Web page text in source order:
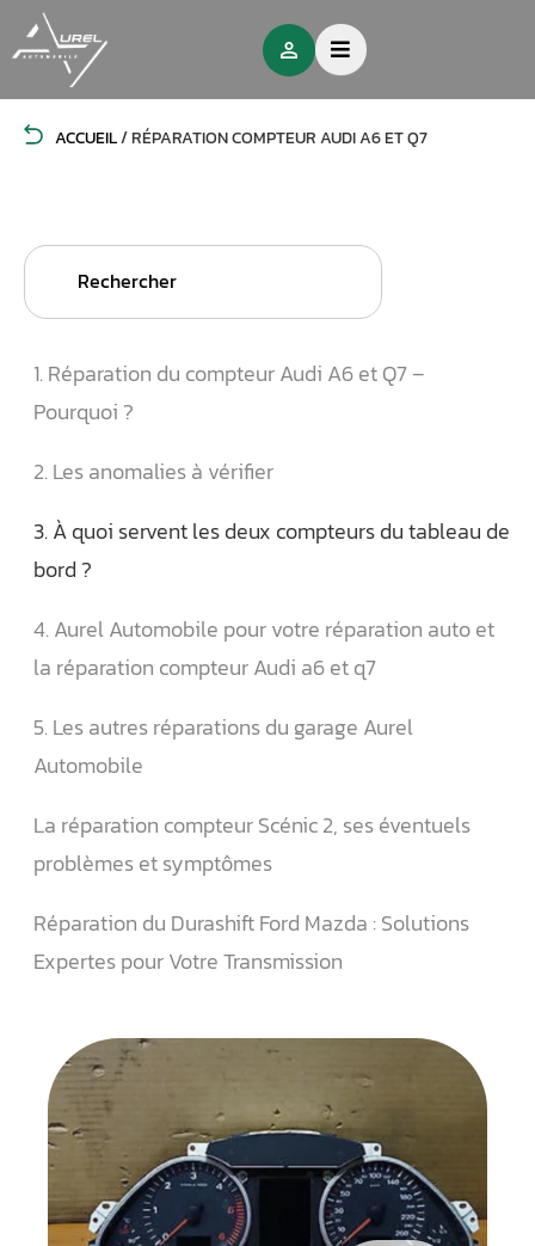
ACCUEIL/RÉPARATION COMPTEUR AUDI A6 ET Q7
Search
1. Réparation du compteur Audi A6 et Q7 –
Pourquoi ?
2. Les anomalies à vérifier
3. À quoi servent les deux compteurs du tableau de
bord ?
4. Aurel Automobile pour votre réparation auto et
la réparation compteur Audi a6 et q7
5. Les autres réparations du garage Aurel
Automobile
La réparation compteur Scénic 2, ses éventuels
problèmes et symptômes
Réparation du Durashift Ford Mazda : Solutions
Expertes pour Votre Transmission